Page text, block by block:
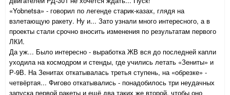
«Yobnetsa» - говорил по легенде старик-казах, глядя на
взлетающую ракету. Ну и... Зато узнали много интересного, а в
проекты стали срочно вносить изменения по результатам первого
ЛКИ.
Да уж... Было интересно - выработка ЖВ вся до последней капли
уходила на космодром и стенды, где учились летать «Зениты» и
Р-9В. На Зенитах откатывалась третья ступень, на «обрезке» -
четвёртая... Фигово откатывались - понадобилось три неудачных
запуска первой ракеты и ещё два таких же второй, чтобы оно